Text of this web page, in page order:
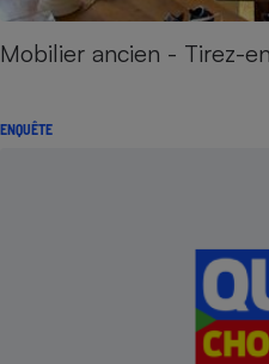
Mobilier ancien - Tirez-
ENQUÊTE